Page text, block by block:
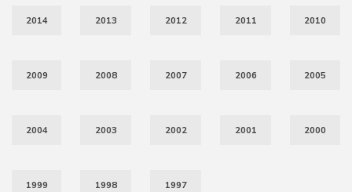
2014 2013 2012 2011 2010
2009 2008 2007 2006 2005
2004 2003 2002 2001 2000
1999 1998 1997